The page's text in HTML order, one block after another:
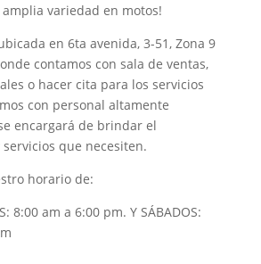
variedad en motos!
en 6ta avenida, 3-51, Zona 9
contamos con sala de ventas,
o hacer cita para los servicios
con personal altamente
encargará de brindar el
que necesiten.
horario de:
8:00 am a 6:00 pm. Y SÁBADOS: